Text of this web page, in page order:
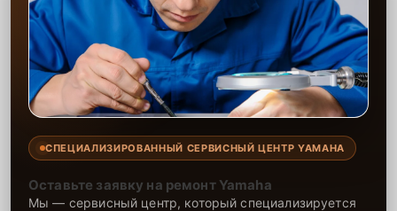
СПЕЦИАЛИЗИРОВАННЫЙ СЕРВИСНЫЙ ЦЕНТР YAMAHA
Оставьте заявку на ремонт Yamaha
Мы — сервисный центр, который специализируется